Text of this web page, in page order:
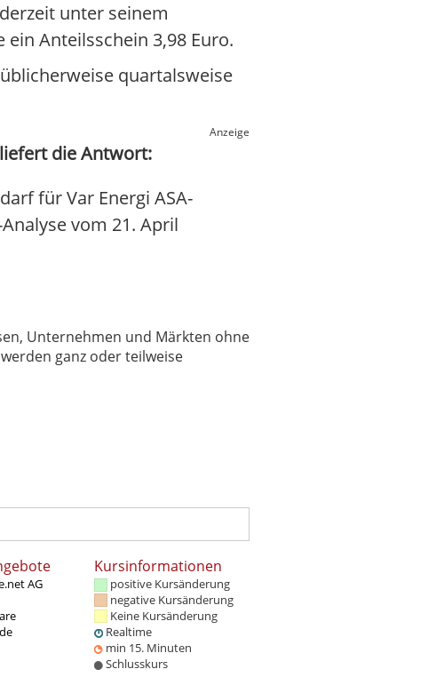
unter seinem
Anteilsschein 3,98 Euro.
quartalsweise
Anzeige
liefert die Antwort:
für Var Energi ASA-
vom 21. April
Unternehmen und Märkten ohne
ganz oder teilweise
AG
Kursinformationen
positive Kursänderung
negative Kursänderung
Keine Kursänderung
Realtime
min 15. Minuten
Schlusskurs